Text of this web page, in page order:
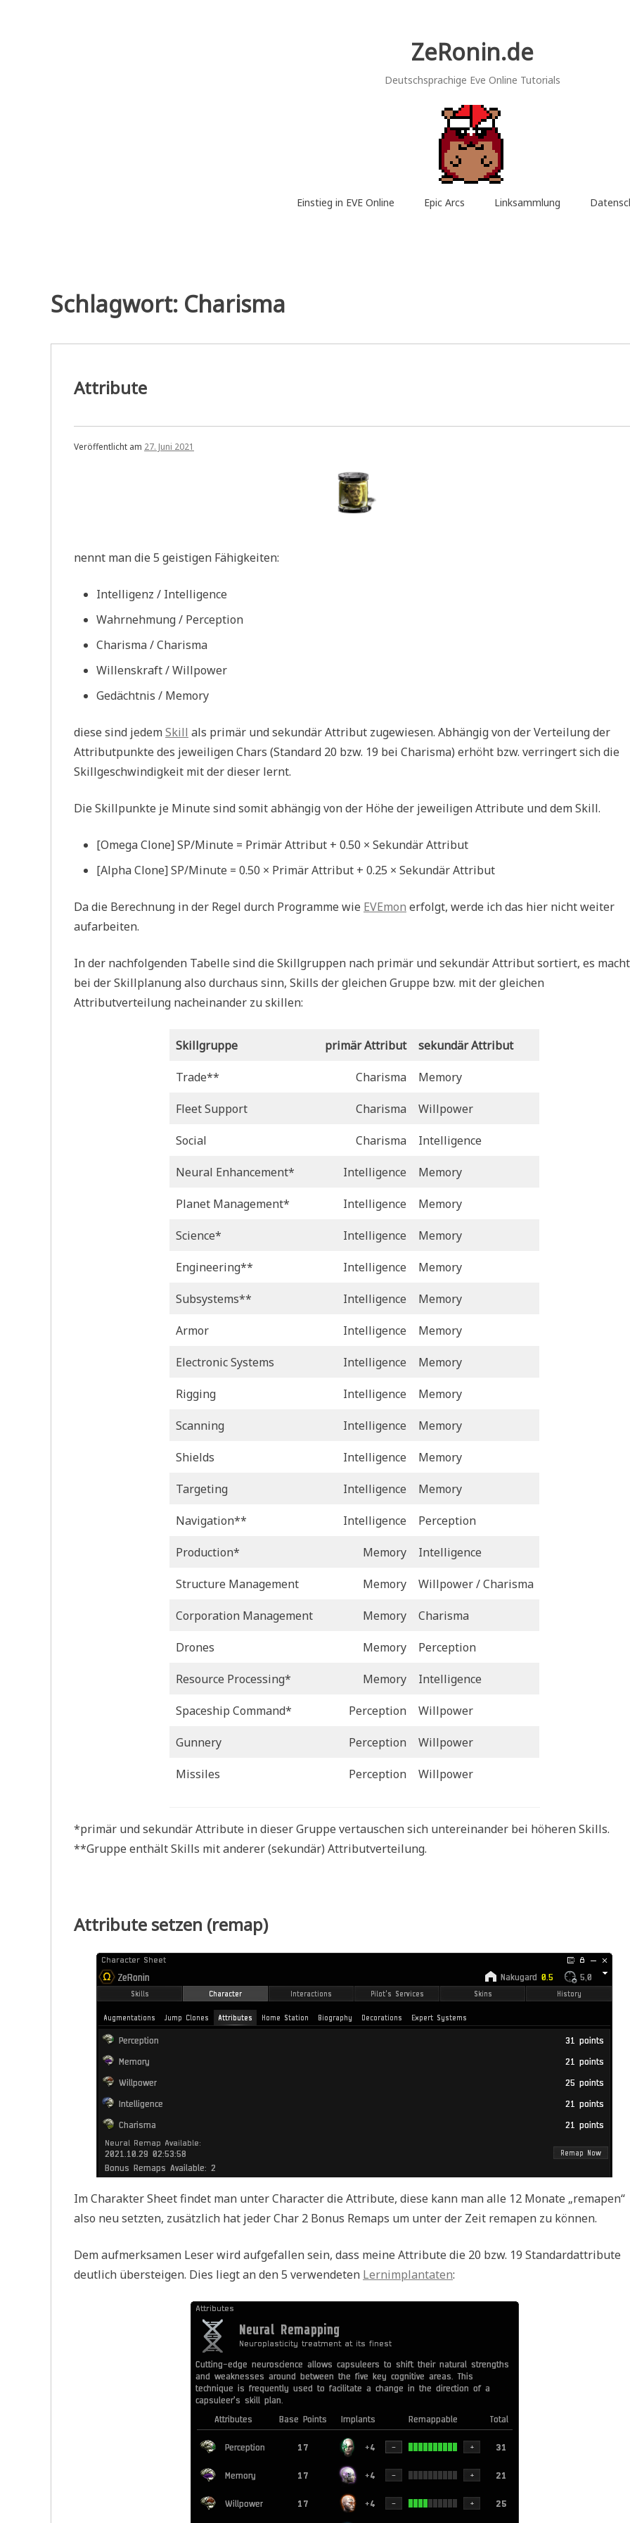
ZeRonin.de
Deutschsprachige Eve Online Tutorials
Einstieg in EVE Online Epic Arcs Linksammlung
Schlagwort: Charisma
Attribute
Veröffentlicht am 27. Juni 2021
nennt man die 5 geistigen Fähigkeiten:
Intelligenz / Intelligence
Wahrnehmung / Perception
Charisma / Charisma
Willenskraft / Willpower
Gedächtnis / Memory
diese sind jedemSkill als primär und sekundär Attribut zugewiesen. Abhängig von der Verteilung der
Attributpunkte des jeweiligen Chars (Standard 20 bzw. 19 bei Charisma) erhöht bzw. verringert sich die
Skillgeschwindigkeit mit der dieser lernt.
Die Skillpunkte je Minute sind somit abhängig von der Höhe der jeweiligen Attribute und dem Skill.
[Omega Clone] SP/Minute = Primär Attribut + 0.50 × Sekundär Attribut
[Alpha Clone] SP/Minute = 0.50 × Primär Attribut + 0.25 × Sekundär Attribut
Da die Berechnung in der Regel durch Programme wie EVEmon erfolgt, werde ich das hier nicht weiter
aufarbeiten.
In der nachfolgenden Tabelle sind die Skillgruppen nach primär und sekundär Attribut sortiert, es macht
bei der Skillplanung also durchaus sinn, Skills der gleichen Gruppe bzw. mit der gleichen
Attributverteilung nacheinander zu skillen:
Skillgruppe primär Attribut sekundär Attribut
Trade** Charisma Memory
Fleet Support Charisma Willpower
Social Charisma Intelligence
Neural Enhancement* Intelligence Memory
Planet Management* Intelligence Memory
Science* Intelligence Memory
Engineering** Intelligence Memory
Subsystems** Intelligence Memory
Armor Intelligence Memory
Electronic Systems Intelligence Memory
Rigging Intelligence Memory
Scanning Intelligence Memory
Shields Intelligence Memory
Targeting Intelligence Memory
Navigation** Intelligence Perception
Production* Memory Intelligence
Structure Management Memory Willpower / Charisma
Corporation Management Memory Charisma
Drones Memory Perception
Resource Processing* Memory Intelligence
Spaceship Command* Perception Willpower
Gunnery Perception Willpower
Missiles Perception Willpower
*primär und sekundär Attribute in dieser Gruppe vertauschen sich untereinander bei höheren Skills.
**Gruppe enthält Skills mit anderer (sekundär) Attributverteilung.
Attribute setzen (remap)
Im Charakter Sheet findet man unter Character die Attribute, diese kann man alle 12 Monate „remapen“
also neu setzten, zusätzlich hat jeder Char 2 Bonus Remaps um unter der Zeit remapen zu können.
Dem aufmerksamen Leser wird aufgefallen sein, dass meine Attribute die 20 bzw. 19 Standardattribute
deutlich übersteigen. Dies liegt an den 5 verwendeten Lernimplantaten: